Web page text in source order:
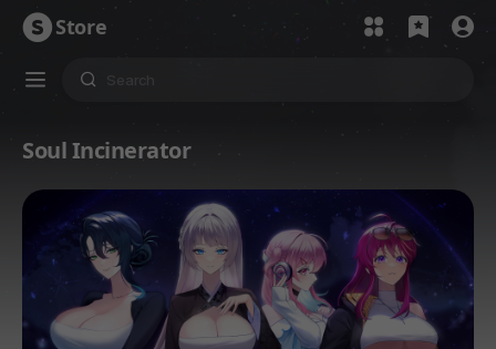
Store
Soul Incinerator